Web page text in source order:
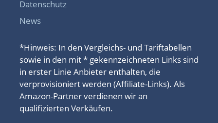
Datenschutz
News
*Hinweis: In den Vergleichs- und Tariftabellen
sowie in den mit * gekennzeichneten Links sind
in erster Linie Anbieter enthalten, die
verprovisioniert werden (Affiliate-Links). Als
Amazon-Partner verdienen wir an
qualifizierten Verkäufen.